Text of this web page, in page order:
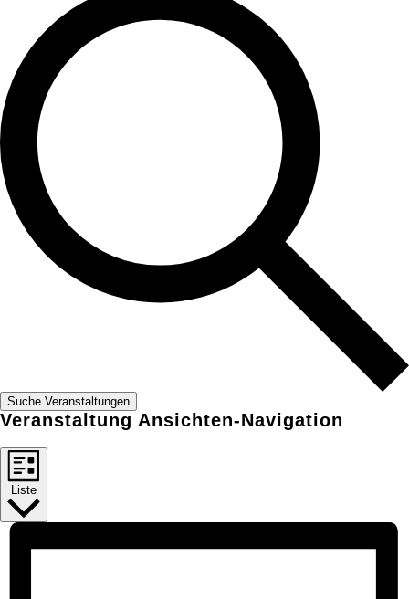
Suche Veranstaltungen
Veranstaltung Ansichten-Navigation
Liste